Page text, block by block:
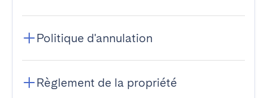
Politique d'annulation
Règlement de la propriété